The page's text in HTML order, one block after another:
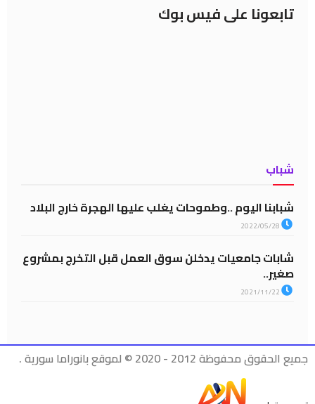
تابعونا على فيس بوك
شباب
شبابنا اليوم ..وطموحات يغلب عليها الهجرة خارج البلاد
شابات جامعيات يدخلن سوق العمل قبل التخرج بمشروع
صغير..
جميع الحقوق محفوظة 2012 - 2020 © لموقع بانوراما سورية .